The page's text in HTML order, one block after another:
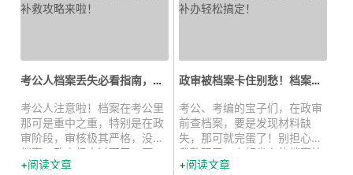
考公人档案丢失必看指南，补救攻略...
考公人注意啦！档案在考公里
那可是重中之重，特别是在政
审阶段，审核极其严格，没有
档案，政审根本过不了。要
是...
阅读文章
政审被档案卡住别愁！档案补办轻松...
考公、考编的宝子们，在政审
前查档案，要是发现材料缺
失，那可就完蛋了！别担心，
我整理了一套超省心的档案补
办...
阅读文章